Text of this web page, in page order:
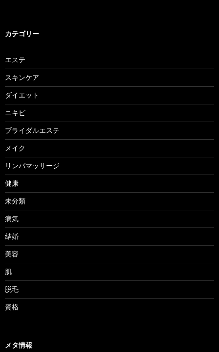
カテゴリー
エステ
スキンケア
ダイエット
ニキビ
ブライダルエステ
メイク
リンパマッサージ
健康
未分類
病気
結婚
美容
肌
脱毛
資格
メタ情報